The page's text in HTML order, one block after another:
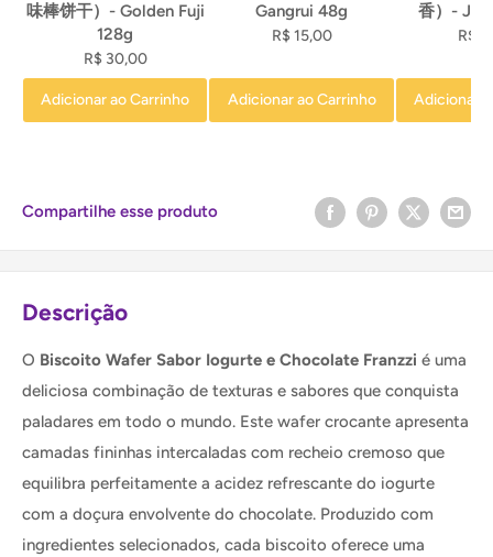
味棒饼干）- Golden Fuji
128g
R$ 30,00
Adicionar ao Carrinho
Gangrui 48g
R$ 15,00
Adicionar ao Carrinho
香）-
R$
Adicionar
Compartilhe esse produto
Descrição
O Biscoito Wafer Sabor Iogurte e Chocolate Franzzi é uma
deliciosa combinação de texturas e sabores que conquista
paladares em todo o mundo. Este wafer crocante apresenta
camadas fininhas intercaladas com recheio cremoso que
equilibra perfeitamente a acidez refrescante do iogurte
com a doçura envolvente do chocolate. Produzido com
ingredientes selecionados, cada biscoito oferece uma